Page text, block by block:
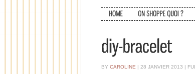
BY CAROLINE | 28 JANVIER 2013 |